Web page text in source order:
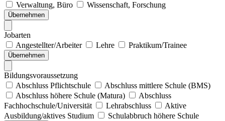
Verwaltung, Büro
Wissenschaft, Forschung
Übernehmen
Jobarten
Angestellter/Arbeiter
Lehre Praktikum/Trainee
Übernehmen
Bildungsvoraussetzung
Abschluss Pflichtschule
Abschluss mittlere Schule (BMS)
Abschluss höhere Schule (Matura)
Abschluss
Fachhochschule/Universität
Lehrabschluss
Aktive
Ausbildung/aktives Studium
Schulabbruch höhere Schule